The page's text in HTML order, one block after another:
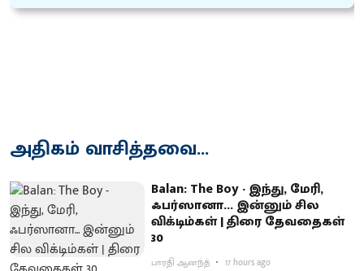
அதிகம் வாசித்தவை...
Balan: The Boy - இந்து, மேரி,
ஃபர்ஸானா... இன்னும் சில
விக்டிம்கள் | திரை தேவதைகள்
30
பாரதி ஆனந்த் 17 hours ago